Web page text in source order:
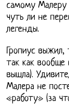
самому
чуть ли не
легенды.
Гропиус выжил,
так как вообще
вышла).
Малера не
«работу» (за